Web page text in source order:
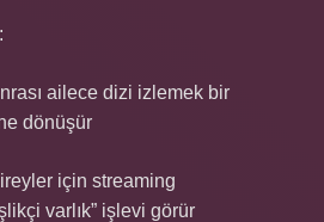
ailece dizi izlemek bir
dönüşür
için streaming
varlık” işlevi görür